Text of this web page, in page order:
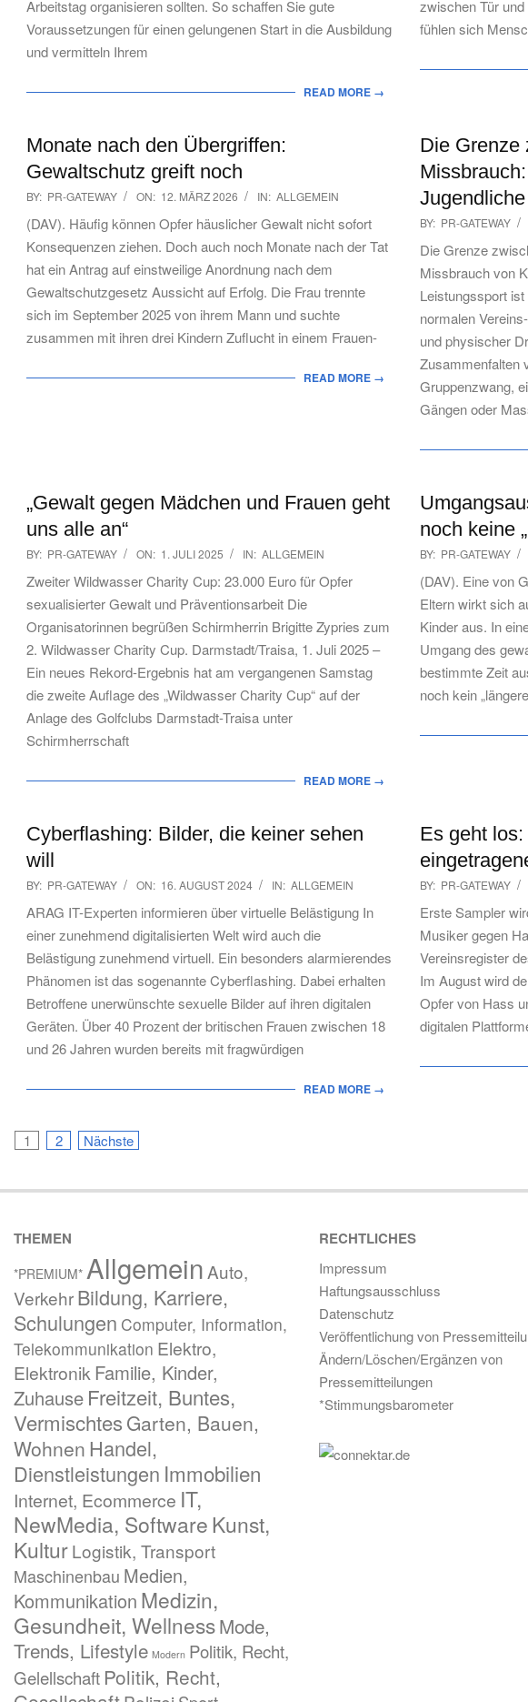
Arbeitstag organisieren sollten. So schaffen Sie gute
Voraussetzungen für einen gelungenen Start in die Ausbildung
und vermitteln Ihrem
READ MORE →
zwischen Tür
fühlen sich
Monate nach den Übergriffen:
Gewaltschutz greift noch
2026-
03-
12
BY: PR-GATEWAY ON: 12. MÄRZ 2026 IN: ALLGEMEIN
(DAV). Häufig können Opfer häuslicher Gewalt nicht sofort
Konsequenzen ziehen. Doch auch noch Monate nach der Tat
hat ein Antrag auf einstweilige Anordnung nach dem
Gewaltschutzgesetz Aussicht auf Erfolg. Die Frau trennte
sich im September 2025 von ihrem Mann und suchte
zusammen mit ihren drei Kindern Zuflucht in einem Frauen-
READ MORE →
Die Grenze
2025-
09-
30
BY: PR-GATEWAY
Die Grenze
Missbrauch von
Leistungssport
normalen
und physischer
Zusammenfalten
Gruppenzwang,
Gängen oder
„Gewalt gegen Mädchen und Frauen geht
uns alle an“
2025-
07-
01
BY: PR-GATEWAY ON: 1. JULI 2025 IN: ALLGEMEIN
Zweiter Wildwasser Charity Cup: 23.000 Euro für Opfer
sexualisierter Gewalt und Präventionsarbeit Die
Organisatorinnen begrüßen Schirmherrin Brigitte Zypries zum
2. Wildwasser Charity Cup. Darmstadt/Traisa, 1. Juli 2025 –
Ein neues Rekord-Ergebnis hat am vergangenen Samstag
die zweite Auflage des „Wildwasser Charity Cup“ auf der
Anlage des Golfclubs Darmstadt-Traisa unter
Schirmherrschaft
READ MORE →
noch keine
2024-
11-
14
BY: PR-GATEWAY
(DAV). Eine von
Eltern wirkt sich
Kinder aus. In
Umgang des
bestimmte Zeit
noch kein
Cyberflashing: Bilder, die keiner sehen
will
2024-
08-
16
BY: PR-GATEWAY ON: 16. AUGUST 2024 IN: ALLGEMEIN
ARAG IT-Experten informieren über virtuelle Belästigung In
einer zunehmend digitalisierten Welt wird auch die
Belästigung zunehmend virtuell. Ein besonders alarmierendes
Phänomen ist das sogenannte Cyberflashing. Dabei erhalten
Betroffene unerwünschte sexuelle Bilder auf ihren digitalen
Geräten. Über 40 Prozent der britischen Frauen zwischen 18
und 26 Jahren wurden bereits mit fragwürdigen
READ MORE →
Es geht
2024-
07-
23
BY: PR-GATEWAY
Erste Sampler
Musiker gegen
Vereinsregister
Im August wird
Opfer von Hass
digitalen
Seitennummerierung
1 2 Nächste
THEMEN
*PREMIUM* Allgemein Auto,
VerkehrBildung, Karriere,
Schulungen Computer, Information,
Telekommunikation Elektro,
Elektronik Familie, Kinder,
Zuhause Freitzeit, Buntes,
Vermischtes Garten, Bauen,
Wohnen Handel,
Dienstleistungen Immobilien
Internet, Ecommerce IT,
NewMedia, SoftwareKunst,
KulturLogistik, Transport
Maschinenbau Medien,
Kommunikation Medizin,
Gesundheit, WellnessMode,
Trends, Lifestyle Modern Politik, Recht,
Gelellschaft Politik, Recht,
RECHTLICHES
Impressum
Haftungsausschluss
Datenschutz
Veröffentlichung von
Ändern/Löschen/Ergänzen von
Pressemitteilungen
*Stimmungsbarometer